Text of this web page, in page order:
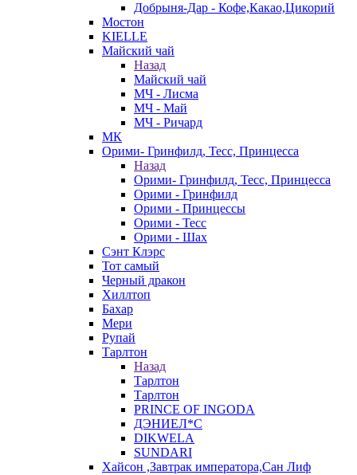
Добрыня-Дар - Кофе,Какао,Цикорий
Мостон
KIELLE
Майский чай
Назад
Майский чай
МЧ - Лисма
МЧ - Май
МЧ - Ричард
МК
Орими- Гринфилд, Тесс, Принцесса
Назад
Орими- Гринфилд, Тесс, Принцесса
Орими - Гринфилд
Орими - Принцессы
Орими - Тесс
Орими - Шах
Сэнт Клэрс
Тот самый
Черный дракон
Хиллтоп
Бахар
Мери
Рупай
Тарлтон
Назад
Тарлтон
Тарлтон
PRINCE OF INGODA
ДЭНИЕЛ*С
DIKWELA
SUNDARI
Хайсон ,Завтрак императора,Сан Лиф